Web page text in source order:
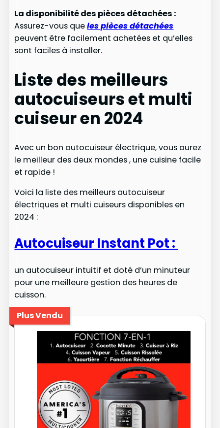
La disponibilité des pièces détachées :
Assurez-vous queles pièces détachées
peuvent être facilement achetées et qu’elles
sont faciles à installer.
Liste des meilleurs
autocuiseurs et multi
cuiseur en 2024
Avec un bon autocuiseur électrique, vous aurez
le meilleur des deux mondes , une cuisine facile
et rapide !
Voici la liste des meilleurs autocuiseur
électriques et multi cuiseurs disponibles en
2024 :
Autocuiseur Instant Pot :
un autocuiseur intuitif et doté d’un minuteur
pour une meilleure gestion des heures de
cuisson.
Plus Vendu